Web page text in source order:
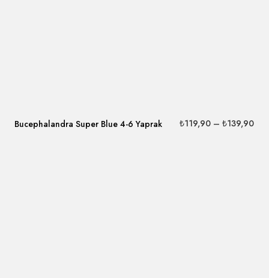
Bucephalandra Super Blue 4-6 Yaprak ₺119,90 – ₺139,90